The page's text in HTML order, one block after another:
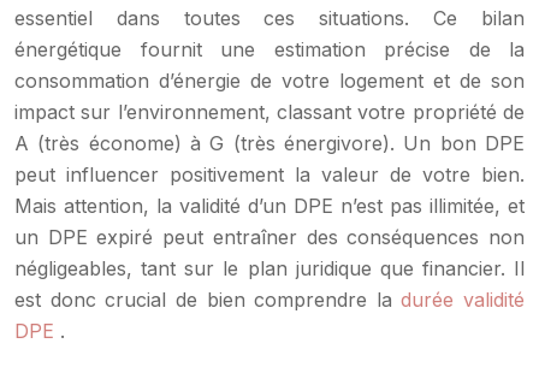
essentiel dans toutes ces situations. Ce bilan
énergétique fournit une estimation précise de la
consommation d’énergie de votre logement et de son
impact sur l’environnement, classant votre propriété de
A (très économe) à G (très énergivore). Un bon DPE
peut influencer positivement la valeur de votre bien.
Mais attention, la validité d’un DPE n’est pas illimitée, et
un DPE expiré peut entraîner des conséquences non
négligeables, tant sur le plan juridique que financier. Il
est donc crucial de bien comprendre ladurée validité
DPE .